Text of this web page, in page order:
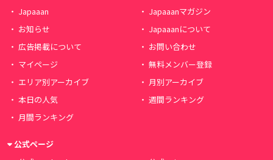
Japaaan
Japaaanマガジン
お知らせ
Japaaanについて
広告掲載について
お問い合わせ
マイページ
無料メンバー登録
エリア別アーカイブ
月別アーカイブ
本日の人気
週間ランキング
月間ランキング
公式ページ